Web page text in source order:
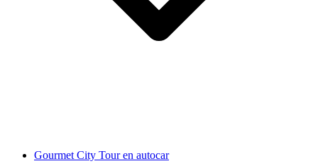
Gourmet City Tour en autocar